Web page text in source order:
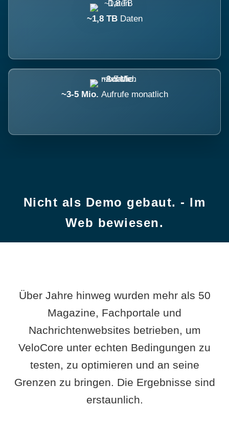
~1,8 TB Daten
~3-5 Mio. Aufrufe monatlich
Nicht als Demo gebaut. - Im
Web bewiesen.
Über Jahre hinweg wurden mehr als 50
Magazine, Fachportale und
Nachrichtenwebsites betrieben, um
VeloCore unter echten Bedingungen zu
testen, zu optimieren und an seine
Grenzen zu bringen. Die Ergebnisse sind
erstaunlich.